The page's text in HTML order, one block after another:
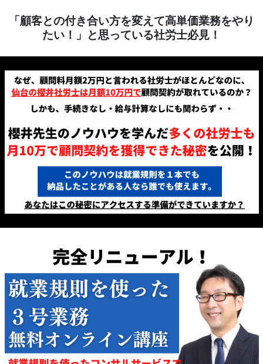
「顧客との付き合い方を変えて高単価業務をやり
たい！」と思っている社労士必見！